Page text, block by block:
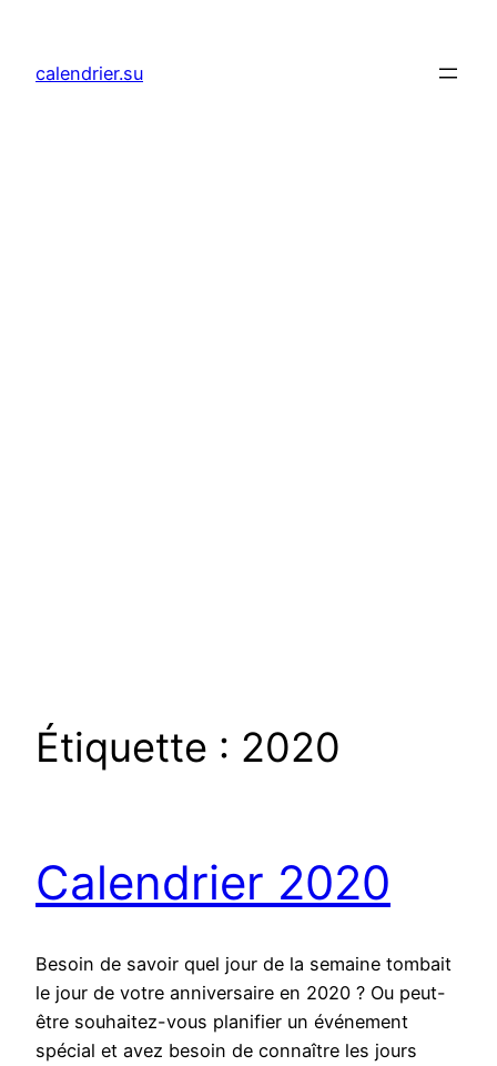
contenu
calendrier.su
Étiquette : 2020
Calendrier 2020
Besoin de savoir quel jour de la semaine tombait
le jour de votre anniversaire en 2020 ? Ou peut-
être souhaitez-vous planifier un événement
spécial et avez besoin de connaître les jours